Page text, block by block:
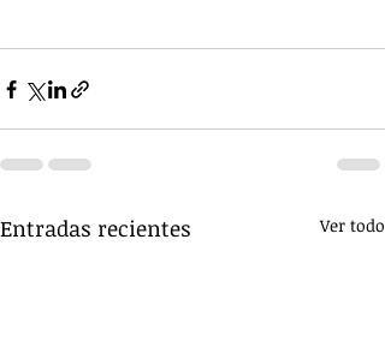
Entradas recientes Ver todo